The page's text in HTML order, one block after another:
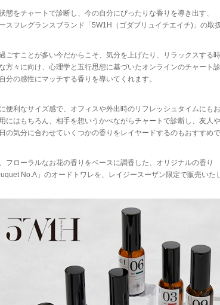
態をチャートで診断し、今の自分にぴったりな香りを導き出す、
スフレグランスブランド「5W1H（ゴダブリュイチエイチ)」の取
ごすことが多い今だからこそ、気分を上げたり、リラックスする
方々に向け、心理学と五行思想に基づいたオンラインのチャート
分の感性にマッチする香りを導いてくれます。
便利なサイズ感で、オフィスや外出時のリフレッシュタイムにもお
にはもちろん、相手を想いうかべながらチャートで診断し、友人
の気分に合わせていくつかの香りをレイヤードするのもおすすめで
フローラルなお花の香りをベースに調香した、オリジナルの香り
No.A」のオードトワレを、レイジースーザン限定で販売いた